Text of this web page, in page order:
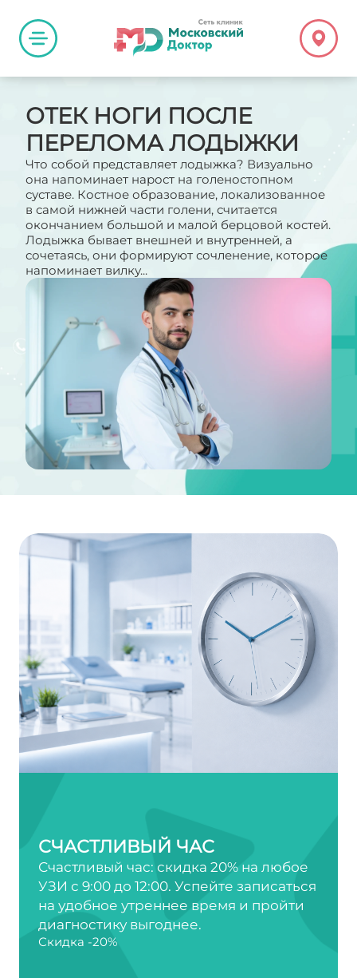
ОТЕК НОГИ ПОСЛЕ
ПЕРЕЛОМА ЛОДЫЖКИ
Что собой представляет лодыжка? Визуально
она напоминает нарост на голеностопном
суставе. Костное образование, локализованное
в самой нижней части голени, считается
окончанием большой и малой берцовой костей.
Лодыжка бывает внешней и внутренней, а
сочетаясь, они формируют сочленение, которое
напоминает вилку...
СЧАСТЛИВЫЙ ЧАС
Счастливый час: скидка 20% на любое
УЗИ с 9:00 до 12:00. Успейте записаться
на удобное утреннее время и пройти
диагностику выгоднее.
Скидка -20%